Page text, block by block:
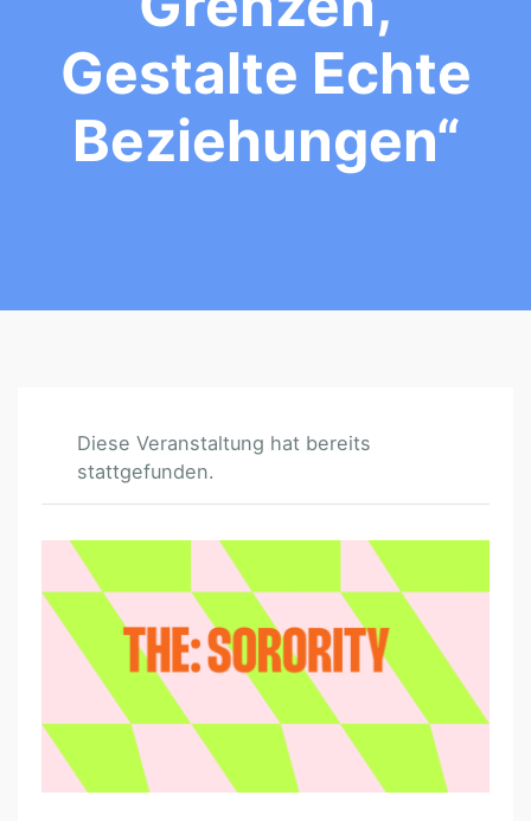
Gestalte Echte
Beziehungen“
Diese Veranstaltung hat bereits
stattgefunden.
H
E
O